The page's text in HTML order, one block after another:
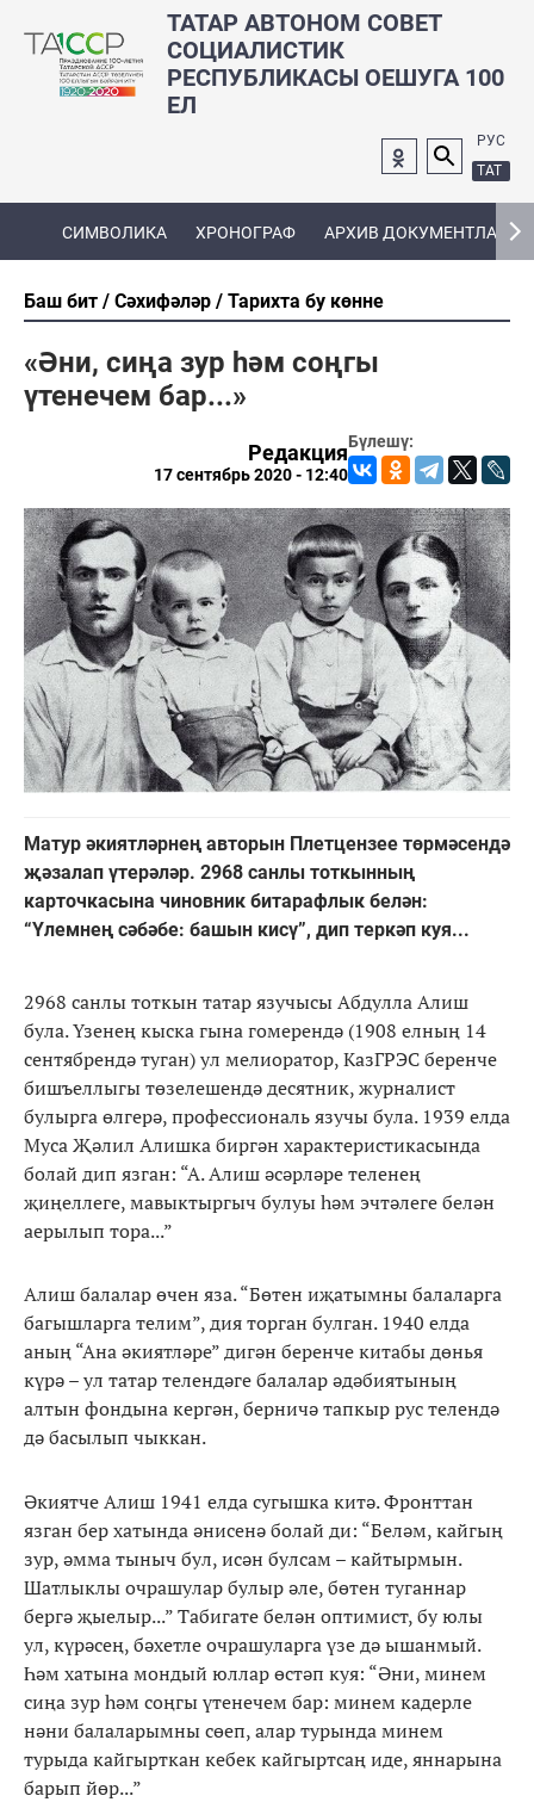
ТАТАР АВТОНОМ СОВЕТ
СОЦИАЛИСТИК
РЕСПУБЛИКАСЫ ОЕШУГА 100
ЕЛ
РУС
ТАТ
СИМВОЛИКА ХРОНОГРАФ АРХИВ ДОКУМЕНТЛАРЫ
Баш бит Сәхифәләр Тарихта бу көнне
«Әни, сиңа зур һәм соңгы
үтенечем бар...»
Бүлешү:
Редакция
17 сентябрь 2020 - 12:40
Матур әкиятләрнең авторын Плетцензее төрмәсендә
җәзалап үтерәләр. 2968 санлы тоткынның
карточкасына чиновник битарафлык белән:
“Үлемнең сәбәбе: башын кисү”, дип теркәп куя...
2968 санлы тоткын татар язучысы Абдулла Алиш
була. Үзенең кыска гына гомерендә (1908 елның 14
сентябрендә туган) ул мелиоратор, КазГРЭС беренче
бишъеллыгы төзелешендә десятник, журналист
булырга өлгерә, профессиональ язучы була. 1939 елда
Муса Җәлил Алишка биргән характеристикасында
болай дип язган: “А. Алиш әсәрләре теленең
җиңеллеге, мавыктыргыч булуы һәм эчтәлеге белән
аерылып тора...”
Алиш балалар өчен яза. “Бөтен иҗатымны балаларга
багышларга телим”, дия торган булган. 1940 елда
аның “Ана әкиятләре” дигән беренче китабы дөнья
күрә – ул татар телендәге балалар әдәбиятының
алтын фондына кергән, берничә тапкыр рус телендә
дә басылып чыккан.
Әкиятче Алиш 1941 елда сугышка китә. Фронттан
язган бер хатында әнисенә болай ди: “Беләм, кайгың
зур, әмма тыныч бул, исән булсам – кайтырмын.
Шатлыклы очрашулар булыр әле, бөтен туганнар
бергә җыелыр...” Табигате белән оптимист, бу юлы
ул, күрәсең, бәхетле очрашуларга үзе дә ышанмый.
Һәм хатына мондый юллар өстәп куя: “Әни, минем
сиңа зур һәм соңгы үтенечем бар: минем кадерле
нәни балаларымны сөеп, алар турында минем
турыда кайгырткан кебек кайгыртсаң иде, яннарына
барып йөр...”